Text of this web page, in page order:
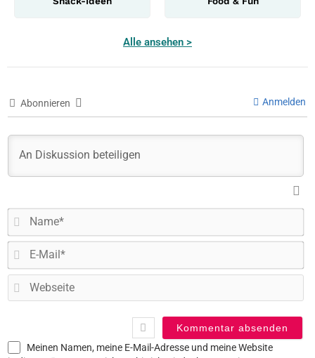
Alle ansehen >
Abonnieren Anmelden
E-
Meinen Namen, meine E-Mail-Adresse und meine Website